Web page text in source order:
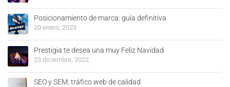
Posicionamiento de marca: guía definitiva
20 enero, 2023
Prestigia te desea una muy Feliz Navidad
23 diciembre, 2022
SEO y SEM: tráfico web de calidad